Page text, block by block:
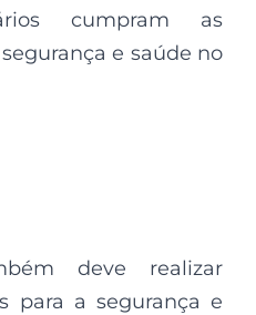
cumpram as
e saúde no
deve realizar
para a segurança e